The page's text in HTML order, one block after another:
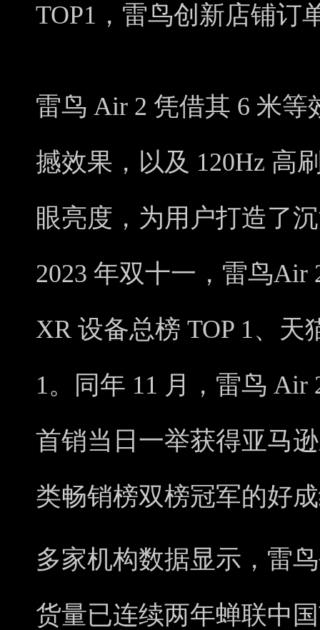
TOP1，雷鸟创新店铺订
雷鸟 Air 2 凭借其 6 米等
撼效果，以及 120Hz 高
眼亮度，为用户打造了
2023 年双十一，雷鸟
XR 设备总榜 TOP 1、天
1。同年 11 月，雷鸟
首销当日一举获得亚马
类畅销榜双榜冠军的好
多家机构数据显示，雷
货量已连续两年蝉联中